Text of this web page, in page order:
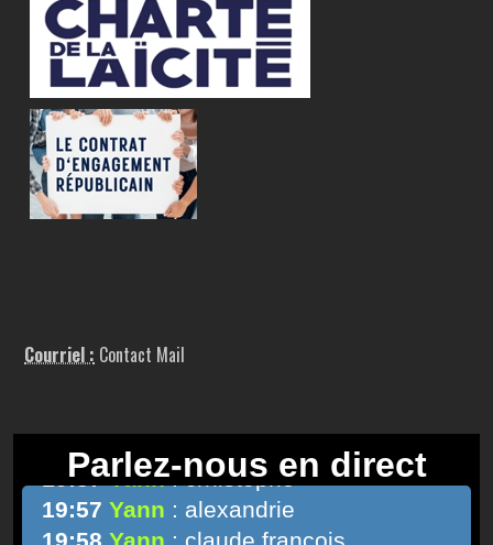
Courriel : Contact Mail